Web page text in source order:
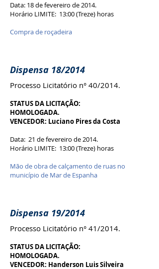
Data: 18 de fevereiro de 2014.
Horário LIMITE: 13:00 (Treze) horas
Compra de roçadeira
Dispensa 18/2014
Processo Licitatório n° 40/2014.
STATUS DA LICITAÇÃO:
HOMOLOGADA.
VENCEDOR: Luciano Pires da Costa
Data: 21 de fevereiro de 2014.
Horário LIMITE: 13:00 (Treze) horas
Mão de obra de calçamento de ruas no
município de Mar de Espanha
Dispensa 19/2014
Processo Licitatório n° 41/2014.
STATUS DA LICITAÇÃO:
HOMOLOGADA.
VENCEDOR: Handerson Luis Silveira